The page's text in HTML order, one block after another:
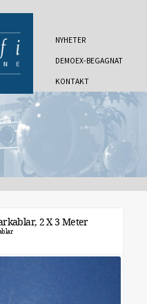
NYHETER
DEMOEX-BEGAGNAT
KONTAKT
2 X 3 Meter